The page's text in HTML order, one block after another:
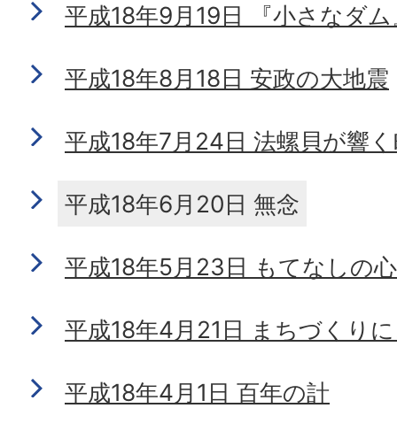
平成18年9月19日 『小さなダ
平成18年8月18日 安政の大地震
平成18年7月24日 法螺貝が響
平成18年6月20日 無念
平成18年5月23日 もてなしの心
平成18年4月21日 まちづくり
平成18年4月1日 百年の計